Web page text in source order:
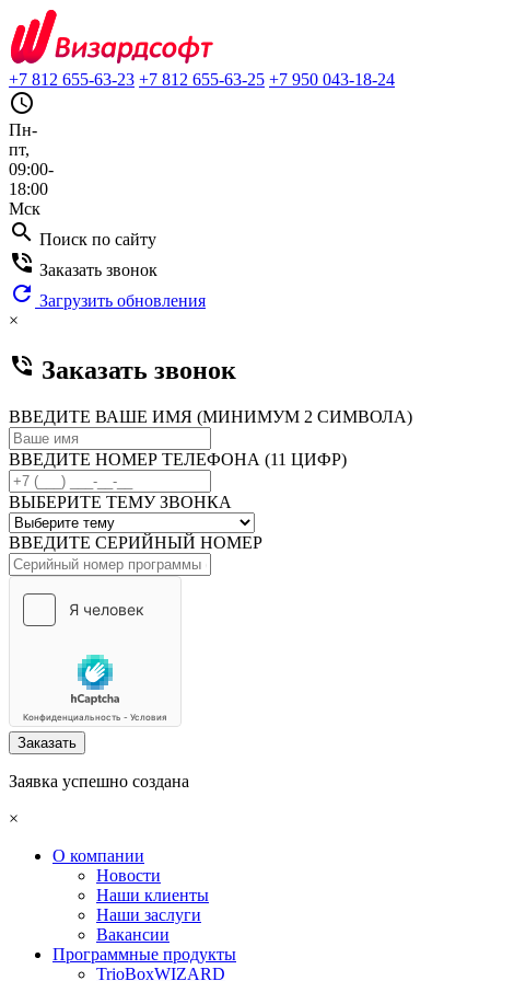
+7 812 655-63-23 +7 812 655-63-25 +7 950 043-18-24
query_builder
Пн-
пт,
09:00-
18:00
Мск
search Поиск по сайту
phone_in_talk Заказать звонок
refresh Загрузить обновления
×
phone_in_talk Заказать звонок
ВВЕДИТЕ ВАШЕ ИМЯ (МИНИМУМ 2 СИМВОЛА)
ВВЕДИТЕ НОМЕР ТЕЛЕФОНА (11 ЦИФР)
ВЫБЕРИТЕ ТЕМУ ЗВОНКА
ВВЕДИТЕ СЕРИЙНЫЙ НОМЕР
Заказать
Заявка успешно создана
×
О компании
Новости
Наши клиенты
Наши заслуги
Вакансии
Программные продукты
TrioBoxWIZARD